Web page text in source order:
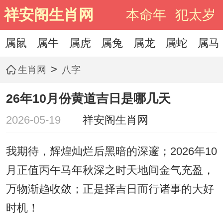
祥安阁生肖网 本命年 犯太岁
属鼠 属牛 属虎 属兔 属龙 属蛇 属马
生肖网 > 八字
26年10月份黄道吉日是哪几天
2026-05-19 祥安阁生肖网
我期待，辉煌灿烂后黑暗的深邃；2026年10
月正值丙午马年秋深之时天地间金气充盈，
万物渐趋收敛；正是择吉日而行诸事的大好
时机！